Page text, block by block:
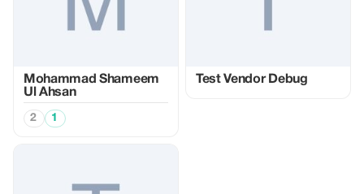
Mohammad Shameem
Ul Ahsan
2 1
Test Vendor Debug